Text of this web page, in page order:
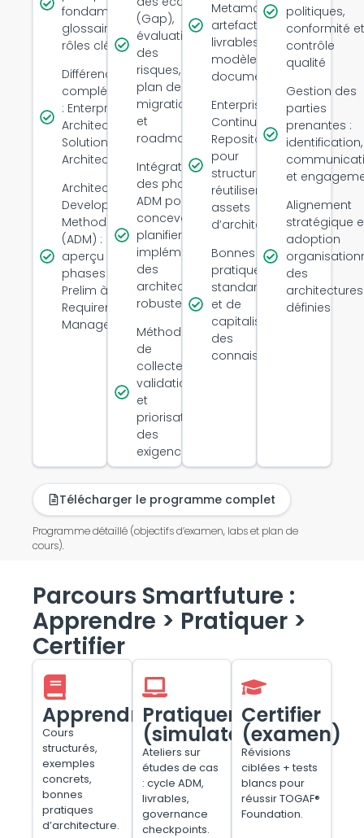
fondamentaux,
glossaire et
rôles clés
Différences et
complémentarité
: Enterprise
Architecture vs.
Solution
Architecture
Architecture
Development
Method
(ADM) :
aperçu des
phases
Prelim à H et
Requirements
Management
(Gap),
évaluation
des
risques,
plan de
migration
et
roadmap
Intégration
des phases
ADM pour
concevoir,
planifier et
implémenter
des
architectures
robustes
Méthodes
de
collecte,
validation
et
priorisation
des
exigences
Metamodel :
artefacts,
livrables et
modèles de
documentation
Enterprise
Continuum et
Repository
pour
structurer et
réutiliser les
assets
d’architecture
Bonnes
pratiques de
standardisation
et de
capitalisation
des
connaissances
politiques,
conformité et
contrôle
qualité
Gestion des
parties
prenantes :
identification,
et
Alignement
stratégique
adoption
des
architectures
définies
Télécharger le programme complet
Programme détaillé (objectifs d’examen, labs et plan de
cours).
Parcours Smartfuture :
Apprendre > Pratiquer >
Certifier
Apprendre
Cours
structurés,
exemples
concrets,
bonnes
pratiques
d’architecture.
Pratiquer
(simulateur)
Ateliers sur
études de cas
: cycle ADM,
livrables,
governance
checkpoints.
Certifier
(examen)
Révisions
ciblées + tests
blancs pour
réussir TOGAF®
Foundation.